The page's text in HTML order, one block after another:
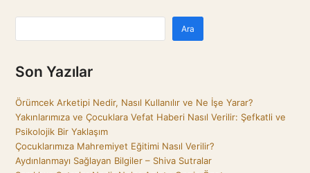
Ara
Son Yazılar
Örümcek Arketipi Nedir, Nasıl Kullanılır ve Ne İşe Yarar?
Yakınlarımıza ve Çocuklara Vefat Haberi Nasıl Verilir: Şefkatli ve
Psikolojik Bir Yaklaşım
Çocuklarımıza Mahremiyet Eğitimi Nasıl Verilir?
Aydınlanmayı Sağlayan Bilgiler – Shiva Sutralar